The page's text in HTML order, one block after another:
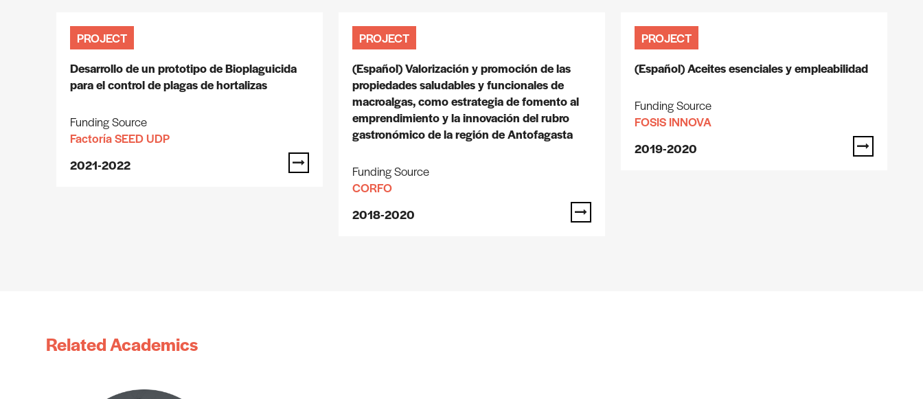
PROJECT
Desarrollo de un prototipo de Bioplaguicida
para el control de plagas de hortalizas
Funding Source
Factoría SEED UDP
2021-2022
PROJECT
(Español) Valorización y promoción de las
propiedades saludables y funcionales de
macroalgas, como estrategia de fomento al
emprendimiento y la innovación del rubro
gastronómico de la región de Antofagasta
Funding Source
CORFO
2018-2020
PROJECT
(Español) Aceites esenciales y empleabilidad
Funding Source
FOSIS INNOVA
2019-2020
Related Academics